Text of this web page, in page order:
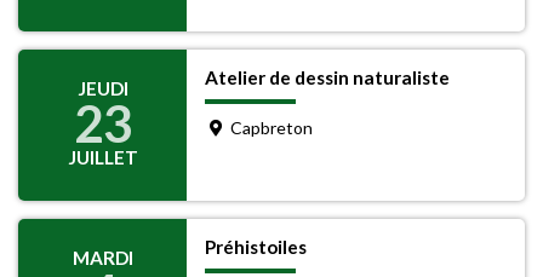
JEUDI
23
JUILLET
Atelier de dessin naturaliste
Capbreton
MARDI Préhistoiles